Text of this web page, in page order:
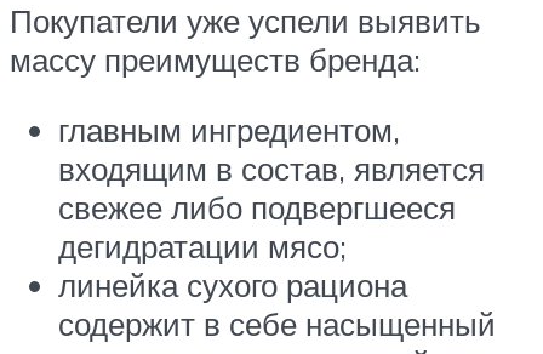
Покупатели уже успели выявить
массу преимуществ бренда:
главным ингредиентом,
входящим в состав, является
свежее либо подвергшееся
дегидратации мясо;
линейка сухого рациона
содержит в себе насыщенный